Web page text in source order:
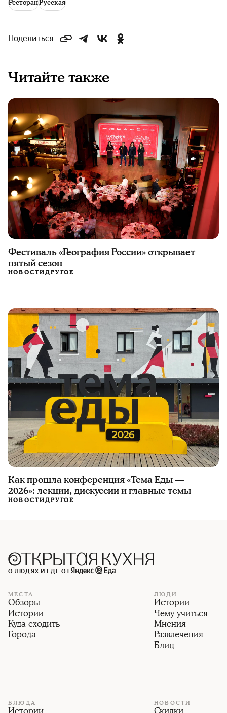
РесторанРусская
Поделиться
Читайте также
Фестиваль «География России» открывает
пятый сезон
НОВОСТИДРУГОЕ
Как прошла конференция «Тема Еды —
2026»: лекции, дискуссии и главные темы
НОВОСТИДРУГОЕ
О ЛЮДЯХ И ЕДЕ ОТ
МЕСТА
Обзоры
Истории
Куда сходить
Города
ЛЮДИ
Истории
Чему учиться
Мнения
Развлечения
Блиц
БЛЮДА НОВОСТИ